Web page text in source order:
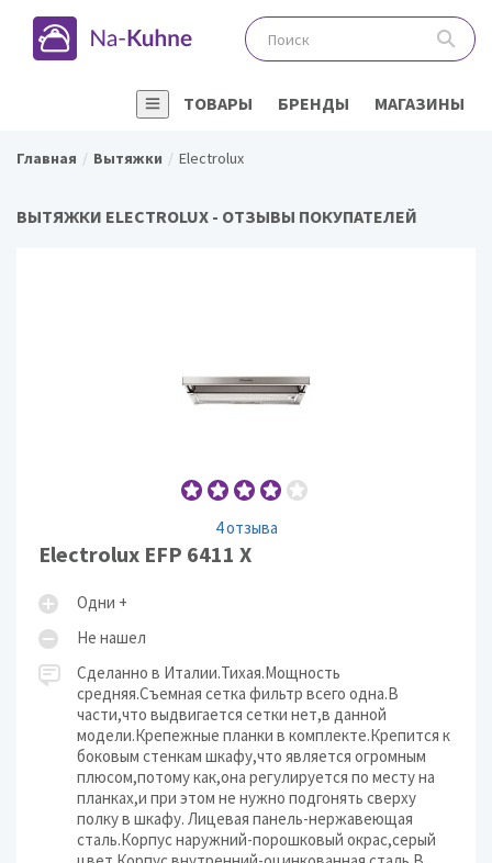
ТОВАРЫ БРЕНДЫ МАГАЗИНЫ
Главная Вытяжки Electrolux
ВЫТЯЖКИ ELECTROLUX - ОТЗЫВЫ ПОКУПАТЕЛЕЙ
4 отзыва
Electrolux EFP 6411 X
Одни +
Не нашел
Сделанно в Италии.Тихая.Мощность
средняя.Съемная сетка фильтр всего одна.В
части,что выдвигается сетки нет,в данной
модели.Крепежные планки в комплекте.Крепится к
боковым стенкам шкафу,что является огромным
плюсом,потому как,она регулируется по месту на
планках,и при этом не нужно подгонять сверху
полку в шкафу. Лицевая панель-нержавеющая
сталь.Корпус наружний-порошковый окрас,серый